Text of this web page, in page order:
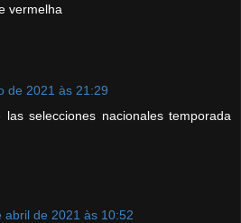
vermelha
de 2021 às 21:29
selecciones nacionales temporada
abril de 2021 às 10:52